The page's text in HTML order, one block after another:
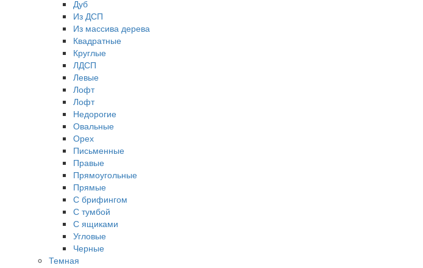
Дуб
Из ДСП
Из массива дерева
Квадратные
Круглые
ЛДСП
Левые
Лофт
Лофт
Недорогие
Овальные
Орех
Письменные
Правые
Прямоугольные
Прямые
С брифингом
С тумбой
С ящиками
Угловые
Черные
Темная